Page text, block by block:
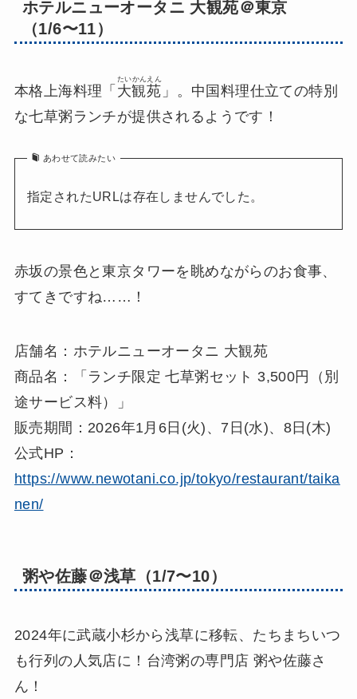
ホテルニューオータニ 大観苑＠東京
（1/6〜11）
本格上海料理「 大観苑
たいかんえん
」。中国料理仕立ての特別
な七草粥ランチが提供されるようです！
あわせて読みたい
指定されたURLは存在しませんでした。
赤坂の景色と東京タワーを眺めながらのお食事、
すてきですね……！
店舗名：ホテルニューオータニ 大観苑
商品名：「ランチ限定 七草粥セット 3,500円（別
途サービス料）」
販売期間：2026年1月6日(火)、7日(水)、8日(木)
公式HP：
https://www.newotani.co.jp/tokyo/restaurant/taika
nen/
粥や佐藤＠浅草（1/7〜10）
2024年に武蔵小杉から浅草に移転、たちまちいつ
も行列の人気店に！台湾粥の専門店 粥や佐藤さ
ん！